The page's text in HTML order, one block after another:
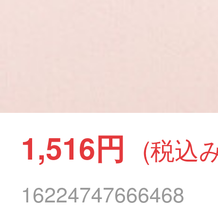
1,516円 (税込
16224747666468